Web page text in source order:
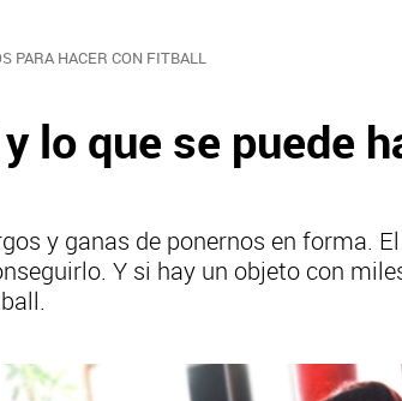
PARA HACER CON FITBALL
lo que se puede
y ganas de ponernos en forma.
Y si hay un objeto con